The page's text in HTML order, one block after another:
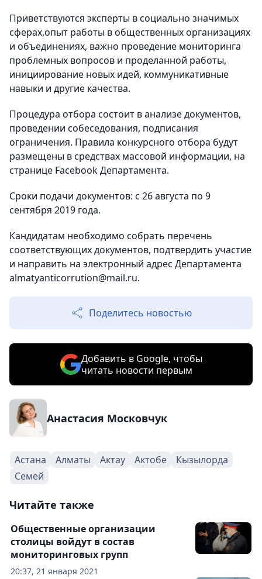
Приветствуются эксперты в социально значимых
сферах,опыт работы в общественных организациях
и объединениях, важно проведение мониторинга
проблемных вопросов и проделанной работы,
инициирование новых идей, коммуникативные
навыки и другие качества.
Процедура отбора состоит в анализе документов,
проведении собеседования, подписания
ограничения. Правила конкурсного отбора будут
размещены в средствах массовой информации, на
странице Facebook Департамента.
Сроки подачи документов: с 26 августа по 9
сентября 2019 года.
Кандидатам необходимо собрать перечень
соответствующих документов, подтвердить участие
и направить на электронный адрес Департамента
almatyanticorrution@mail.ru.
Поделитесь новостью
Добавить в Google, чтобы
читать новости первым
Анастасия Московчук
Астана Алматы Актау Актобе
Кызылорда
Семей
Читайте также
20:37, 21 января 2021
Общественные организации
столицы войдут в состав
мониторинговых групп